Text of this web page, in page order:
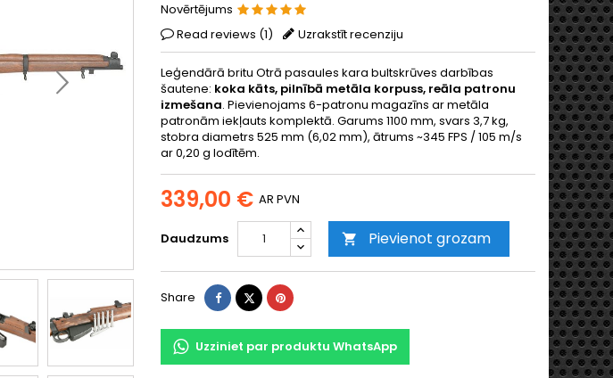
Novērtējums
Read reviews (1) Uzrakstīt recenziju
Leģendārā britu Otrā pasaules kara bultskrūves darbības
šautene: koka kāts, pilnībā metāla korpuss, reāla patronu
izmešana. Pievienojams 6-patronu magazīns ar metāla
patronām iekļauts komplektā. Garums 1100 mm, svars 3,7 kg,
stobra diametrs 525 mm (6,02 mm), ātrums ~345 FPS / 105 m/s
ar 0,20 g lodītēm.
339,00 € AR PVN
Daudzums  Pievienot grozam
Share ShareTweetPinterest
Uzziniet par produktu WhatsApp